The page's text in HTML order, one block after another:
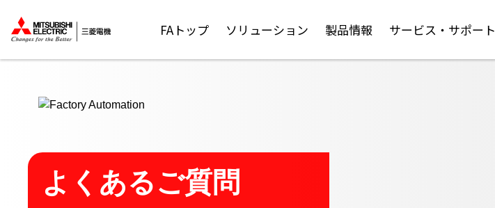
FAトップ ソリューション 製品情報 サービス・サポート
よくあるご質問